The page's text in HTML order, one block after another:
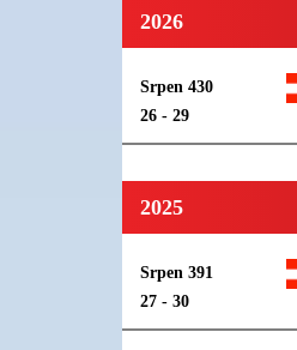
2026
Srpen 430
26 - 29
2025
Srpen 391
27 - 30